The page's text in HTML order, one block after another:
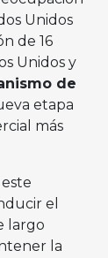
Unidos
de 16
Unidos y
de
etapa
más
el
largo
la